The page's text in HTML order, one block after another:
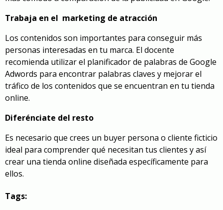
Trabaja en el marketing de atracción
Los contenidos son importantes para conseguir más
personas interesadas en tu marca. El docente
recomienda utilizar el planificador de palabras de Google
Adwords para encontrar palabras claves y mejorar el
tráfico de los contenidos que se encuentran en tu tienda
online.
Diferénciate del resto
Es necesario que crees un buyer persona o cliente ficticio
ideal para comprender qué necesitan tus clientes y así
crear una tienda online diseñada específicamente para
ellos.
Tags: